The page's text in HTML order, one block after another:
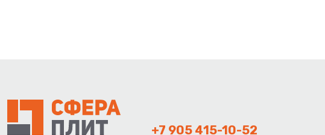
+7 905 415-10-52